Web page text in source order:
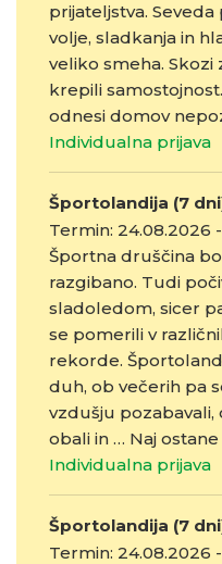
prijateljstva.
volje, sladkanja in
veliko smeha. Skozi
krepili
odnesi domov
Individualna prijava
Športolandija (7
Termin: 24.08.2026
Športna druščina
razgibano. Tudi
sladoledom, sicer
se pomerili v
rekorde.
duh, ob večerih pa
vzdušju
obali in … Naj
Individualna prijava
Športolandija (7
Termin: 24.08.2026